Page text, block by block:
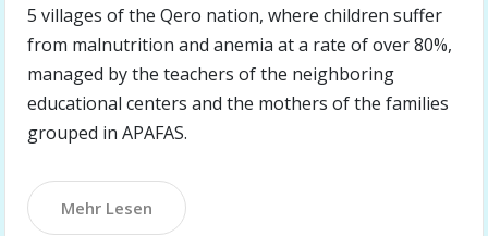
5 villages of the Qero nation, where children suffer
from malnutrition and anemia at a rate of over 80%,
managed by the teachers of the neighboring
educational centers and the mothers of the families
grouped in APAFAS.
Mehr Lesen